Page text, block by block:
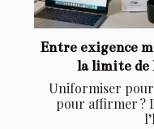
Entre exigence
la limite de
Uniformiser
pour affirmer ?